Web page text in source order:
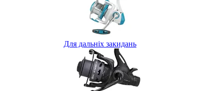
Для дальніх закидань